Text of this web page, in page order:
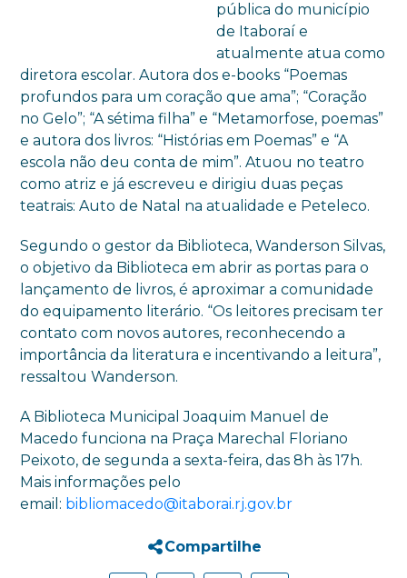
pública do município
de Itaboraí e
atualmente atua como
diretora escolar. Autora dos e-books “Poemas
profundos para um coração que ama”; “Coração
no Gelo”; “A sétima filha” e “Metamorfose, poemas”
e autora dos livros: “Histórias em Poemas” e “A
escola não deu conta de mim”. Atuou no teatro
como atriz e já escreveu e dirigiu duas peças
teatrais: Auto de Natal na atualidade e Peteleco.
Segundo o gestor da Biblioteca, Wanderson Silvas,
o objetivo da Biblioteca em abrir as portas para o
lançamento de livros, é aproximar a comunidade
do equipamento literário. “Os leitores precisam ter
contato com novos autores, reconhecendo a
importância da literatura e incentivando a leitura”,
ressaltou Wanderson.
A Biblioteca Municipal Joaquim Manuel de
Macedo funciona na Praça Marechal Floriano
Peixoto, de segunda a sexta-feira, das 8h às 17h.
Mais informações pelo
email: bibliomacedo@itaborai.rj.gov.br
Compartilhe